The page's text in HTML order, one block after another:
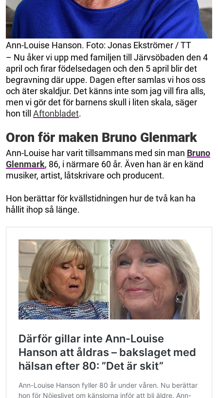
Ann-Louise Hanson. Foto: Jonas Ekströmer / TT
– Nu åker vi upp med familjen till Järvsö­baden den 4
april och firar födelse­dagen och den 5 april blir det
begravning där uppe. Dagen efter samlas vi hos oss
och äter skaldjur. Det känns inte som jag vill fira alls,
men vi gör det för barnens skull i liten skala, säger
hon till Aftonbladet.
Oron för maken Bruno Glenmark
Ann-Louise har varit tillsammans med sin man Bruno
Glenmark, 86, i närmare 60 år. Även han är en känd
musiker, artist, låtskrivare och producent.
Hon berättar för kvällstidningen hur de två kan ha
hållit ihop så länge.